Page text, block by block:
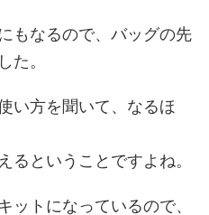
もなるので、バッグの先
た。
い方を聞いて、なるほ
るということですよね。
ットになっているので、